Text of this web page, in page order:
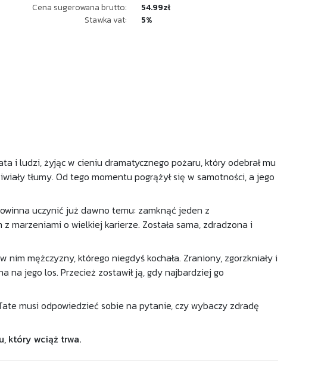
Cena sugerowana brutto:
54.99zł
Stawka vat:
5%
i ludzi, żyjąc w cieniu dramatycznego pożaru, który odebrał mu
tłumy. Od tego momentu pogrążył się w samotności, a jego
uczynić już dawno temu: zamknąć jeden z
marzeniami o wielkiej karierze. Została sama, zdradzona i
mężczyzny, którego niegdyś kochała. Zraniony, zgorzkniały i
na jego los. Przecież zostawił ją, gdy najbardziej go
musi odpowiedzieć sobie na pytanie, czy wybaczy zdradę
który wciąż trwa.